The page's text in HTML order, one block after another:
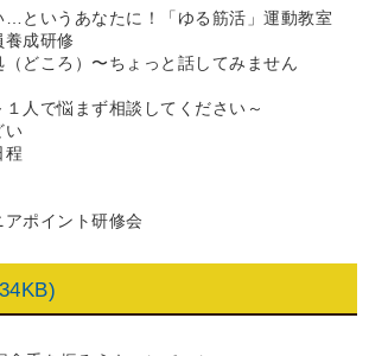
…というあなたに！「ゆる筋活」運動教室
養成研修
（どころ）〜ちょっと話してみません
人で悩まず相談してください～
い
程
ポイント研修会